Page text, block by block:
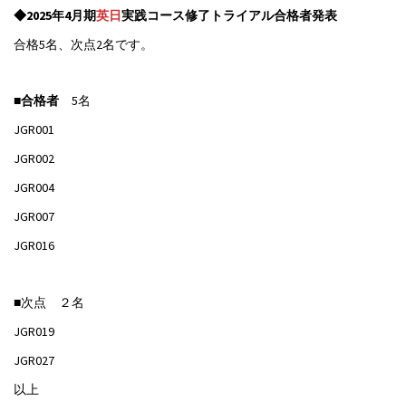
◆2025年4月期英日実践コース修了トライアル合格者発表
合格5名、次点2名です。
■合格者 5名
JGR001
JGR002
JGR004
JGR007
JGR016
■次点 ２名
JGR019
JGR027
以上